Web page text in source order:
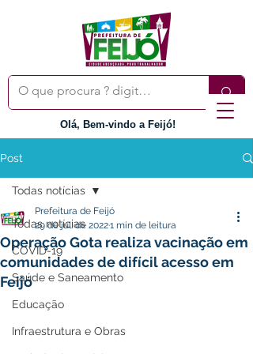
Olá, Bem-vindo a Feijó!
Post
Todas notícias
COVID-19
Saúde e Saneamento
Educação
Infraestrutura e Obras
Todas notícias
Operação Gota realiza vacinação em
comunidades de difícil acesso em
Feijó
Prefeitura de Feijó
29 de jul. de 20221 min de leitura